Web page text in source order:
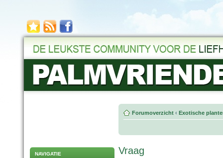
NAVIGATIE
Forumoverzicht ‹ Exotische
Vraag